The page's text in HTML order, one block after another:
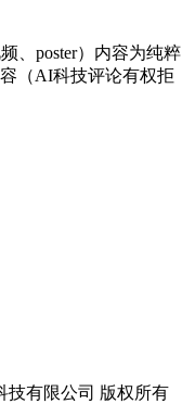
poster）内容为纯粹
（AI科技评论有权拒
技有限公司 版权所有